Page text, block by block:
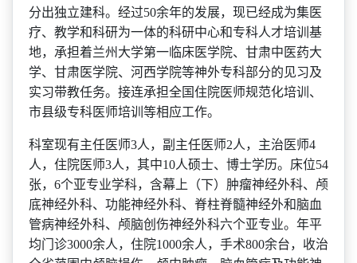
分出独立建科。经过50余年的发展，现已经成为集医
疗、教学和科研为一体的科研中心和专科人才培训基
地，承担着兰州大学第一临床医学院、甘肃中医药大
学、甘肃医学院、河西学院等神外专科部分的见习及
实习带教任务。接连承担全国住院医师规范化培训、
市县级专科医师培训等相应工作。
科室现有主任医师3人，副主任医师2人，主治医师4
人，住院医师3人，其中10人硕士、博士学历。床位54
张， 6个亚专业学科，含幕上（下）肿瘤神经外科、颅
底神经外科、功能神经外科、脊柱脊髓神经外和脑血
管病神经外科、颅脑创伤神经外科六个亚专业。年平
均门诊3000余人，住院1000余人，手术800余台，收治